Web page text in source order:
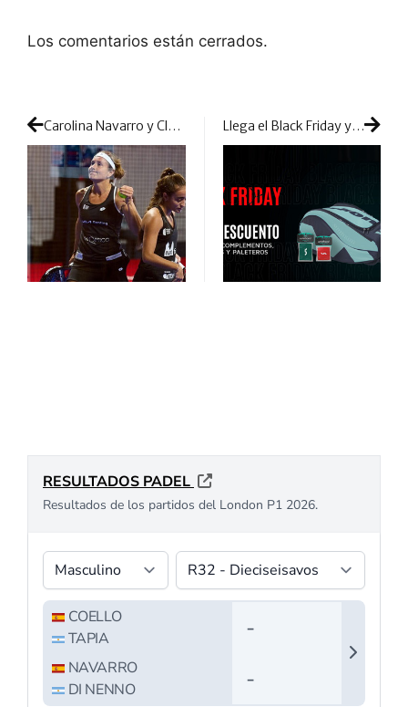
Los comentarios están cerrados.
Carolina Navarro y Claudia Jensen concluyen su unión de cara a la temporada 2023 Llega el Black Friday y en Varlion preparan descuentos desde el 30%